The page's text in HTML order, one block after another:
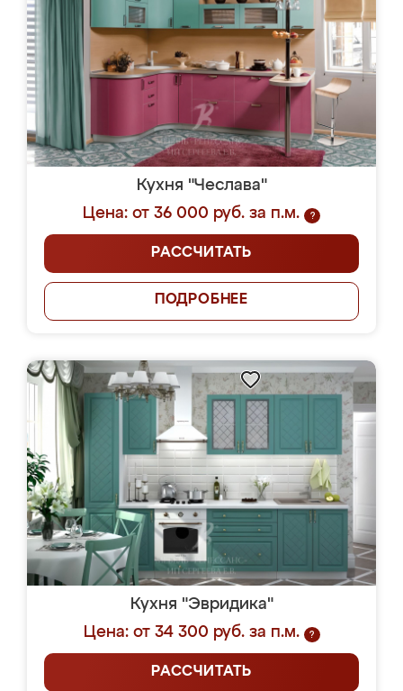
Кухня "Чеслава"
Цена: от 36 000 руб. за п.м.
?
РАССЧИТАТЬ
ПОДРОБНЕЕ
Кухня "Эвридика"
Цена: от 34 300 руб. за п.м.
?
РАССЧИТАТЬ